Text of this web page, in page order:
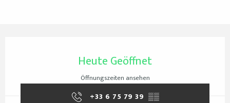
Heute Geöffnet
Öffnungszeiten ansehen
+33 6 75 79 39 ▒▒